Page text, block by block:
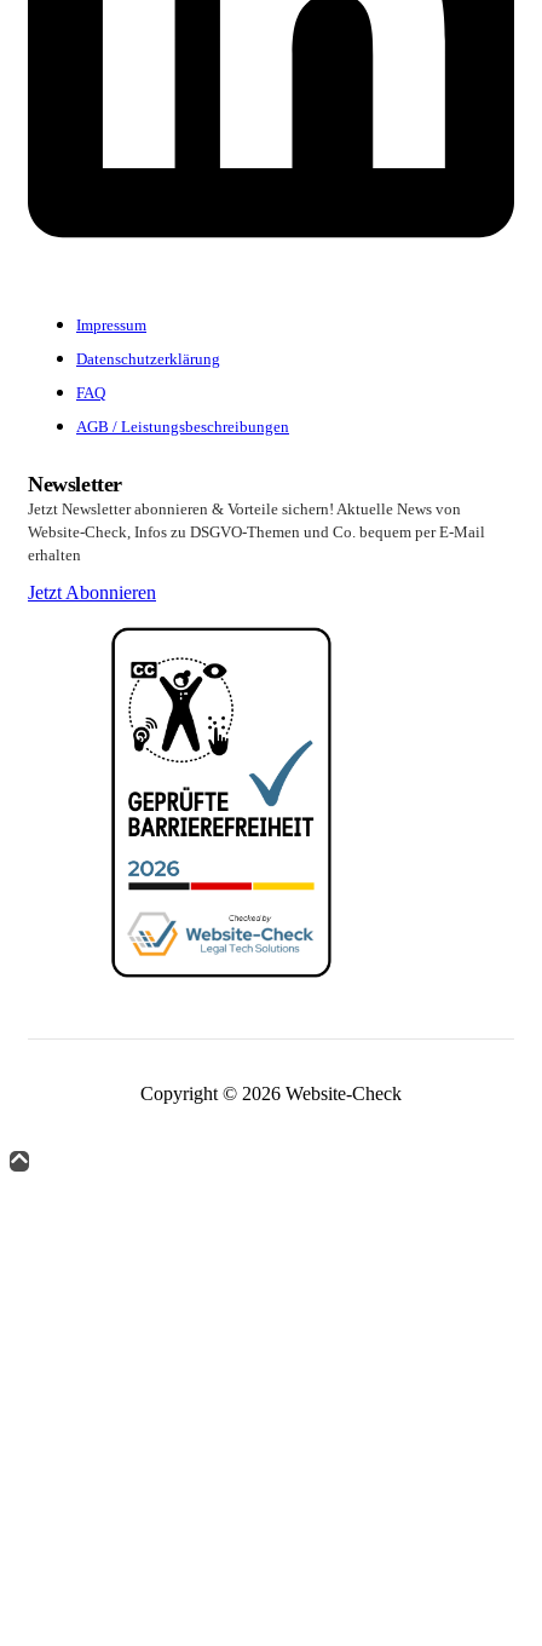
Impressum
Datenschutzerklärung
FAQ
AGB / Leistungsbeschreibungen
Newsletter
Jetzt Newsletter abonnieren & Vorteile sichern! Aktuelle News von
Website-Check, Infos zu DSGVO-Themen und Co. bequem per E-Mail
erhalten
Jetzt Abonnieren
Copyright © 2026 Website-Check